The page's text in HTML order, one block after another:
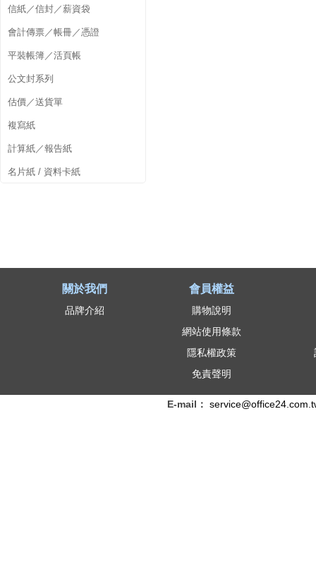
信紙／信封／薪資袋
會計傳票／帳冊／憑證
平裝帳簿／活頁帳
公文封系列
估價／送貨單
複寫紙
計算紙／報告紙
名片紙 / 資料卡紙
關於我們
品牌介紹
會員權益
購物說明
網站使用條款
隱私權政策
免責聲明
E-mail：